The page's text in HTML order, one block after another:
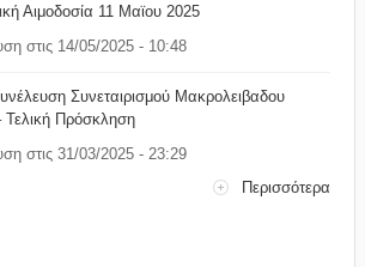
Αιμοδοσία 11 Μαϊου 2025
στις 14/05/2025 - 10:48
Συνεταιρισμού Μακρολειβαδου
Τελική Πρόσκληση
στις 31/03/2025 - 23:29
Περισσότερα